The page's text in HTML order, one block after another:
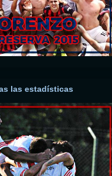
las estadísticas